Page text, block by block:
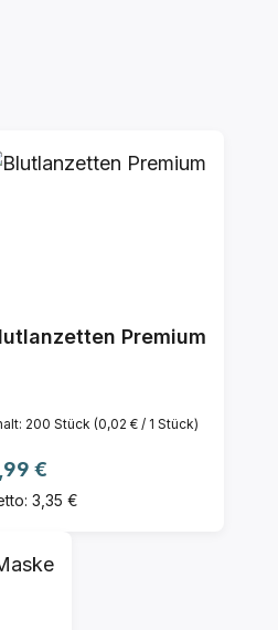
Premium
200 Stück (0,02 € / 1 Stück)
Preis:
€
3,35 €